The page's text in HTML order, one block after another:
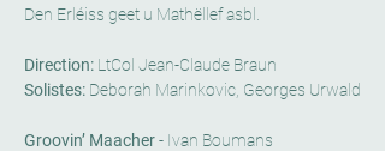
Den Erléiss geet u Mathëllef asbl.
Direction: LtCol Jean-Claude Braun
Solistes: Deborah Marinkovic, Georges Urwald
Groovin’ Maacher - Ivan Boumans